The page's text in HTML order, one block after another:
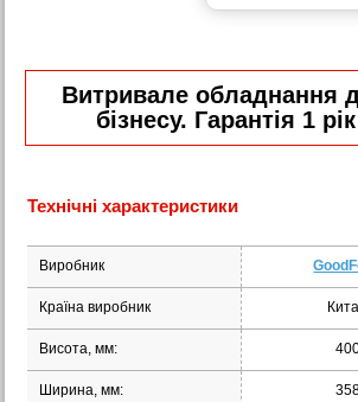
Витривале обладнання
бізнесу. Гарантія 1 рік
Технічні характеристики
Виробник
Країна виробник
Висота, мм:
Ширина, мм: